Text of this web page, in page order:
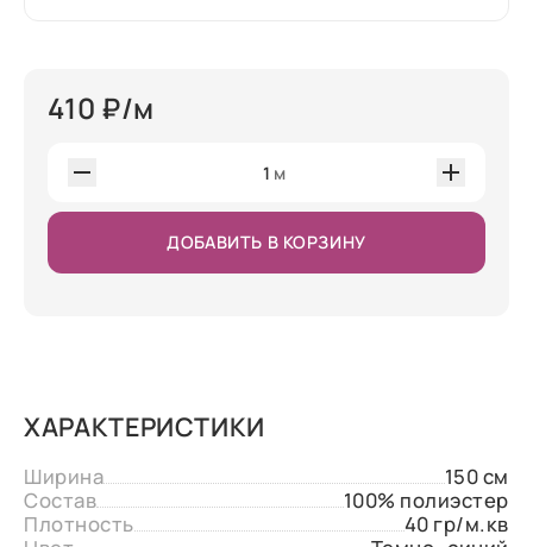
410 ₽/м
1 м
ДОБАВИТЬ В КОРЗИНУ
ХАРАКТЕРИСТИКИ
Ширина
150 см
Состав
100% полиэстер
Плотность
40 гр/м.кв